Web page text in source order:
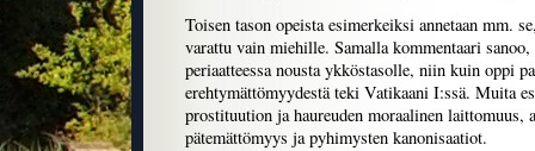
Toisen tason opeista esimerkeiksi annetaan mm.
varattu vain miehille. Samalla kommentaari
periaatteessa nousta ykköstasolle, niin kuin oppi
erehtymättömyydestä teki Vatikaani I:ssä. Muita
prostituution ja haureuden moraalinen laittomuus,
pätemättömyys ja pyhimysten kanonisaatiot.